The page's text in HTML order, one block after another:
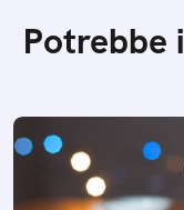
Potrebbe